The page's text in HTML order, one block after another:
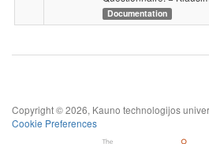
Documentation
Copyright © 2026, Kauno technologijos
Cookie Preferences